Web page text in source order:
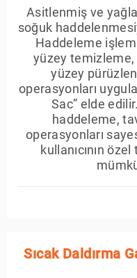
Asitlenmiş ve
soğuk
Haddeleme
yüzey temizleme,
yüzey
operasyonları
Sac” elde
haddeleme,
operasyonları
kullanıcının
Sıcak Daldırma